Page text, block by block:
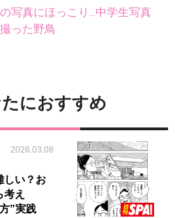
写真にほっこり...中学生写真
った野鳥
におすすめ
2026.03.08
しい？お
え
”実践